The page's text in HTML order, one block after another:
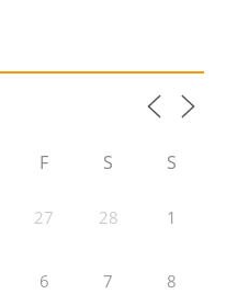
F S S
27 28 1
6 7 8